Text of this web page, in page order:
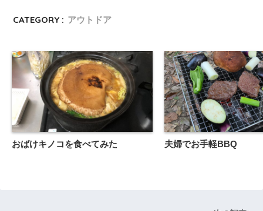
CATEGORY : アウトドア
おばけキノコを食べてみた 夫婦でお手軽BBQ